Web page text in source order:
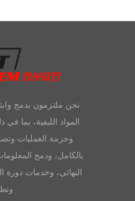
نحن ملتزمون بدمج
المواد الليفية، بما
وحزمة العمليات
بالكامل، ودمج
النهائي، وخدمات دورة